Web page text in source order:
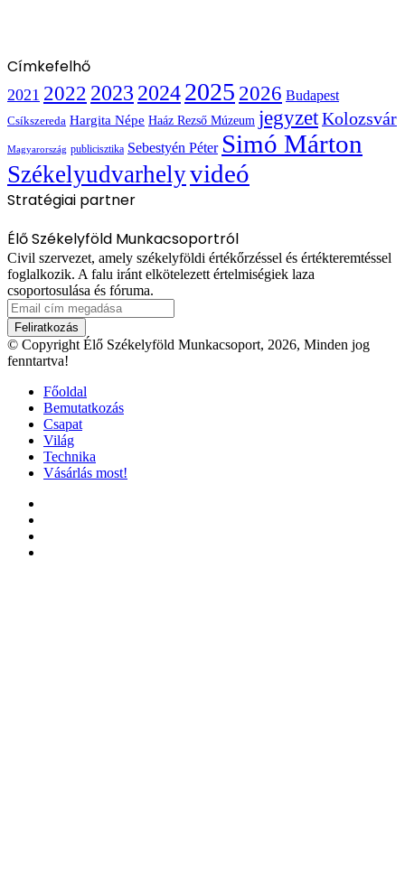
Címkefelhő
2021 2022 2023 20242025 2026 Budapest
Csíkszereda Hargita Népe Haáz Rezső Múzeum jegyzetKolozsvár
Magyarország publicisztika Sebestyén Péter Simó Márton
Székelyudvarhelyvideó
Stratégiai partner
Élő Székelyföld Munkacsoportról
Civil szervezet, amely székelyföldi értékőrzéssel és értékteremtéssel
foglalkozik. A falu iránt elkötelezett értelmiségiek laza
csoportosulása és fóruma.
Email
cím
megadása
© Copyright Élő Székelyföld Munkacsoport, 2026, Minden jog
fenntartva!
Főoldal
Bemutatkozás
Csapat
Világ
Technika
Vásárlás most!